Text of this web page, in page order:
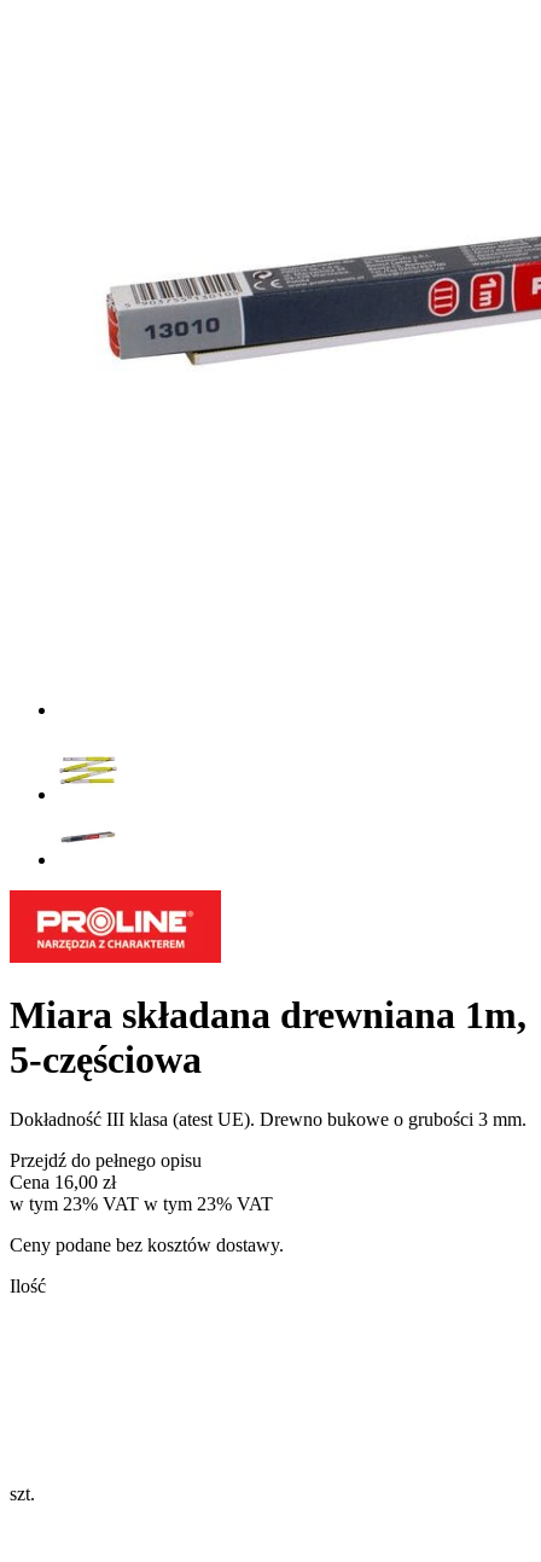
Miara składana drewniana 1m,
5-częściowa
Dokładność III klasa (atest UE). Drewno bukowe o grubości 3 mm.
Przejdź do pełnego opisu
Cena 16,00 zł
w tym 23% VAT w tym 23% VAT
Ceny podane bez kosztów dostawy.
Ilość
szt.